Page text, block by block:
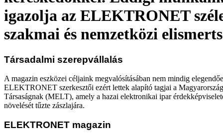
igazolja az ELEKTRONET
szakmai és nemzetközi
Társadalmi szerepvállalás
A magazin eszközei céljaink megvalósításában nem mindig
ELEKTRONET szerkesztői ezért lettek alapító tagjai a
Társaságnak (MELT), amely a hazai elektronikai ipar
növelését tűzte zászlajára.
ELEKTRONET magazin